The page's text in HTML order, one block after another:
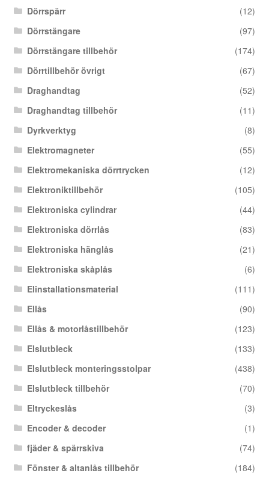
Dörrspärr
(12)
Dörrstängare
(97)
Dörrstängare tillbehör
(174)
Dörrtillbehör övrigt
(67)
Draghandtag
(52)
Draghandtag tillbehör
(11)
Dyrkverktyg
(8)
Elektromagneter
(55)
Elektromekaniska dörrtrycken
(12)
Elektroniktillbehör
(105)
Elektroniska cylindrar
(44)
Elektroniska dörrlås
(83)
Elektroniska hänglås
(21)
Elektroniska skåplås
(6)
Elinstallationsmaterial
(111)
Ellås
(90)
Ellås & motorlåstillbehör
(123)
Elslutbleck
(133)
Elslutbleck monteringsstolpar
(438)
Elslutbleck tillbehör
(70)
Eltryckeslås
(3)
Encoder & decoder
(1)
fjäder & spärrskiva
(74)
Fönster & altanlås tillbehör
(184)